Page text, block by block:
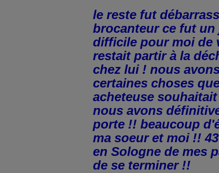
le reste fut
brocanteur ce fut
difficile pour moi de
restait partir à la
chez lui ! nous
certaines choses
acheteuse
nous avons
porte !! beaucoup
ma soeur et moi !!
en Sologne de mes
de se terminer !!